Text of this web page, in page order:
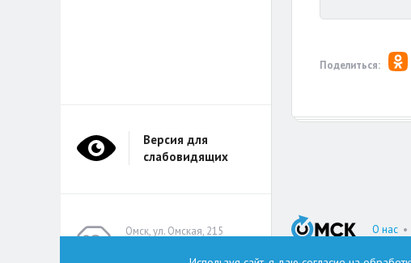
Поделиться:
О нас•
Омск, ул. Омская, 215
Версия для
слабовидящих